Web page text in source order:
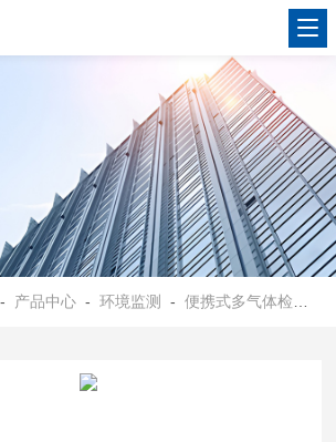
- 产品中心 -环境监测 -便携式多气体检测仪